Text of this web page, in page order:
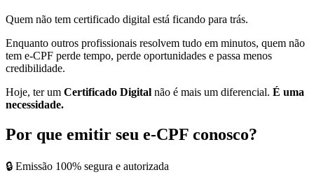
Quem não tem certificado digital está ficando para trás.
Enquanto outros profissionais resolvem tudo em minutos, quem não
tem e-CPF perde tempo, perde oportunidades e passa menos
credibilidade.
Hoje, ter um Certificado Digital não é mais um diferencial. É uma
necessidade.
Por que emitir seu e-CPF conosco?
🔒 Emissão 100% segura e autorizada